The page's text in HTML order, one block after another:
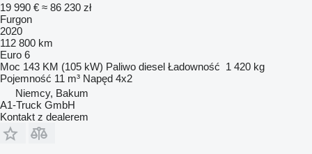
19 990 € ≈ 86 230 zł
Furgon
2020
112 800 km
Euro 6
Moc 143 KM (105 kW) Paliwo diesel Ładowność 1 420 kg
Pojemność 11 m³ Napęd 4x2
Niemcy, Bakum
A1-Truck GmbH
Kontakt z dealerem